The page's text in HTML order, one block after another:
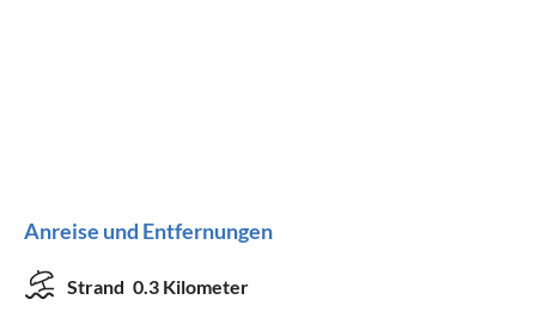
Anreise und Entfernungen
Strand 0.3 Kilometer